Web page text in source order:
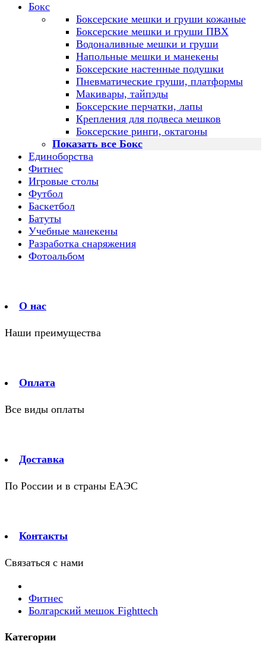
Бокс
Боксерские мешки и груши кожаные
Боксерские мешки и груши ПВХ
Водоналивные мешки и груши
Напольные мешки и манекены
Боксерские настенные подушки
Пневматические груши, платформы
Макивары, тайпэды
Боксерские перчатки, лапы
Крепления для подвеса мешков
Боксерские ринги, октагоны
Показать все Бокс
Единоборства
Фитнес
Игровые столы
Футбол
Баскетбол
Батуты
Учебные манекены
Разработка снаряжения
Фотоальбом
О нас
Наши преимущества
Оплата
Все виды оплаты
Доставка
По России и в страны ЕАЭС
Контакты
Связаться с нами
Фитнес
Болгарский мешок Fighttech
Категории